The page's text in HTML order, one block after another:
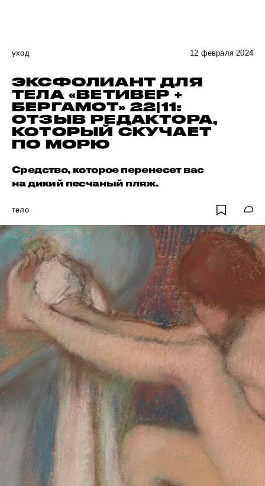
уход 12 февраля 2024
ЭКСФОЛИАНТ ДЛЯ
ТЕЛА «ВЕТИВЕР +
БЕРГАМОТ» 22|11:
ОТЗЫВ РЕДАКТОРА,
КОТОРЫЙ СКУЧАЕТ
ПО МОРЮ
Средство, которое перенесет вас
на дикий песчаный пляж.
тело